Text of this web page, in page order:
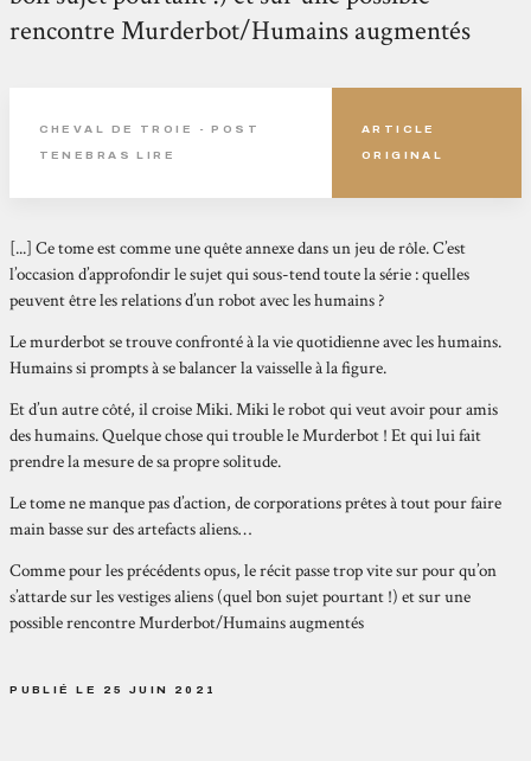
rencontre Murderbot/Humains augmentés
CHEVAL DE TROIE - POST
TENEBRAS LIRE
ARTICLE
ORIGINAL
[...] Ce tome est comme une quête annexe dans un jeu de rôle. C’est
l’occasion d’approfondir le sujet qui sous-tend toute la série : quelles
peuvent être les relations d’un robot avec les humains ?
Le murderbot se trouve confronté à la vie quotidienne avec les humains.
Humains si prompts à se balancer la vaisselle à la figure.
Et d’un autre côté, il croise Miki. Miki le robot qui veut avoir pour amis
des humains. Quelque chose qui trouble le Murderbot ! Et qui lui fait
prendre la mesure de sa propre solitude.
Le tome ne manque pas d’action, de corporations prêtes à tout pour faire
main basse sur des artefacts aliens…
Comme pour les précédents opus, le récit passe trop vite sur pour qu’on
s’attarde sur les vestiges aliens (quel bon sujet pourtant !) et sur une
possible rencontre Murderbot/Humains augmentés
PUBLIÉ LE 25 JUIN 2021